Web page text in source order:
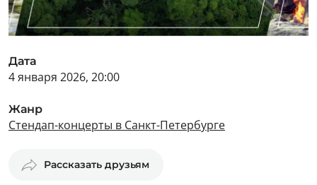
Дата
4 января 2026, 20:00
Жанр
Стендап-концерты в Санкт-Петербурге
Рассказать друзьям